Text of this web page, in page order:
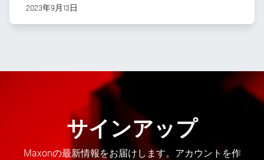
2023年9月13日
サインアップ
Maxonの最新情報をお届けします。アカウントを作